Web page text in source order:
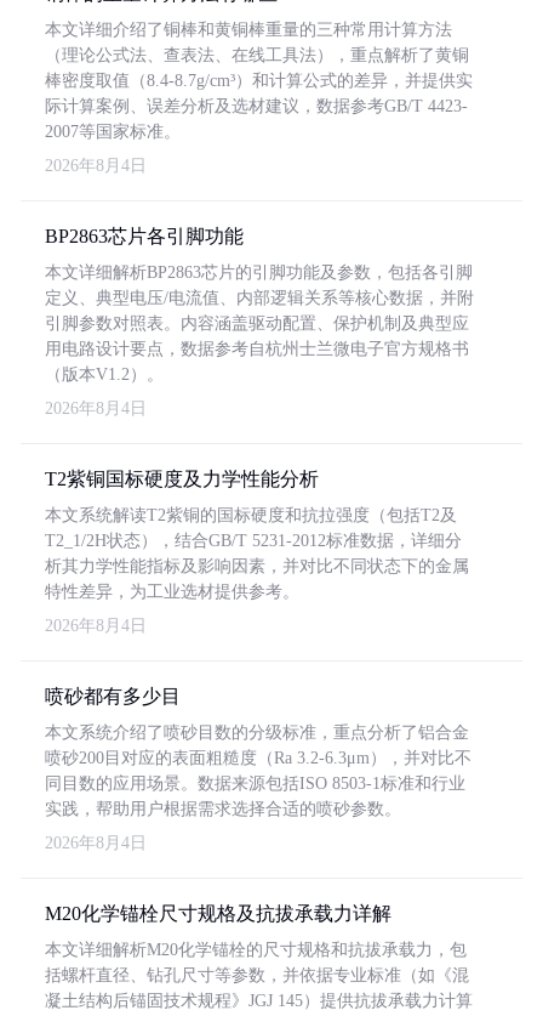
本文详细介绍了铜棒和黄铜棒重量的三种常用计算方法
（理论公式法、查表法、在线工具法），重点解析了黄铜
棒密度取值（8.4-8.7g/cm³）和计算公式的差异，并提供实
际计算案例、误差分析及选材建议，数据参考GB/T 4423-
2007等国家标准。
2026年8月4日
BP2863芯片各引脚功能
本文详细解析BP2863芯片的引脚功能及参数，包括各引脚
定义、典型电压/电流值、内部逻辑关系等核心数据，并附
引脚参数对照表。内容涵盖驱动配置、保护机制及典型应
用电路设计要点，数据参考自杭州士兰微电子官方规格书
（版本V1.2）。
2026年8月4日
T2紫铜国标硬度及力学性能分析
本文系统解读T2紫铜的国标硬度和抗拉强度（包括T2及
T2_1/2H状态），结合GB/T 5231-2012标准数据，详细分
析其力学性能指标及影响因素，并对比不同状态下的金属
特性差异，为工业选材提供参考。
2026年8月4日
喷砂都有多少目
本文系统介绍了喷砂目数的分级标准，重点分析了铝合金
喷砂200目对应的表面粗糙度（Ra 3.2-6.3μm），并对比不
同目数的应用场景。数据来源包括ISO 8503-1标准和行业
实践，帮助用户根据需求选择合适的喷砂参数。
2026年8月4日
M20化学锚栓尺寸规格及抗拔承载力详解
本文详细解析M20化学锚栓的尺寸规格和抗拔承载力，包
括螺杆直径、钻孔尺寸等参数，并依据专业标准（如《混
凝土结构后锚固技术规程》JGJ 145）提供抗拔承载力计算